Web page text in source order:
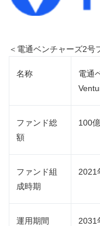
＜電通ベンチャーズ2号
名称
電通
ファンド総
額
100
ファンド組
成時期
2021
運用期間 2031